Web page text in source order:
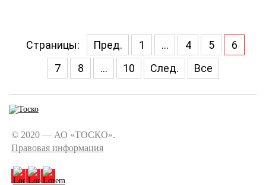
Страницы: Пред. 1 ... 4 5
6
7
8 ... 10 След. Все
© 2020 — АО «ТОСКО».
Правовая информация